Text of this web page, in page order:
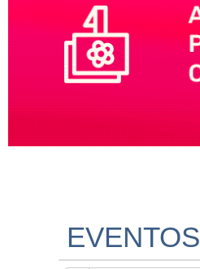
EVENTOS